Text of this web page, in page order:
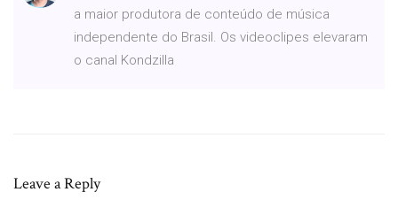
a maior produtora de conteúdo de música
independente do Brasil. Os videoclipes elevaram
o canal Kondzilla
Leave a Reply